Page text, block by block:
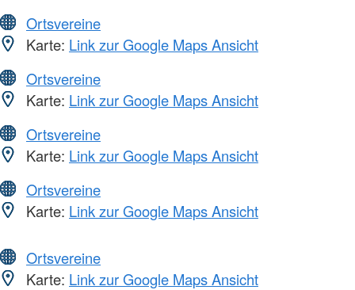
Ortsvereine
Karte: Link zur Google Maps Ansicht
Ortsvereine
Karte: Link zur Google Maps Ansicht
Ortsvereine
Karte: Link zur Google Maps Ansicht
Ortsvereine
Karte: Link zur Google Maps Ansicht
Ortsvereine
Karte: Link zur Google Maps Ansicht